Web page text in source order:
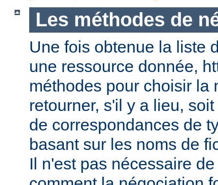
Les méthodes de
Une fois obtenue la liste
une ressource donnée,
méthodes pour choisir la
retourner, s'il y a lieu,
de correspondances de
basant sur les noms de
Il n'est pas nécessaire